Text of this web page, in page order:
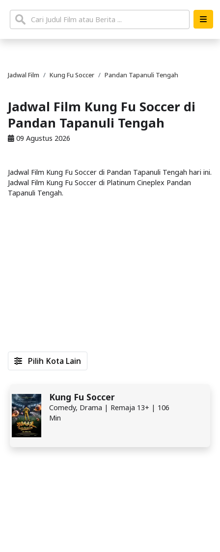
Jadwal Film Kung Fu Soccer Pandan Tapanuli Tengah
Jadwal Film Kung Fu Soccer di
Pandan Tapanuli Tengah
09 Agustus 2026
Jadwal Film Kung Fu Soccer di Pandan Tapanuli Tengah hari ini.
Jadwal Film Kung Fu Soccer di Platinum Cineplex Pandan
Tapanuli Tengah.
Kung Fu Soccer
Comedy, Drama | Remaja 13+ | 106
Min
Pilih Kota Lain